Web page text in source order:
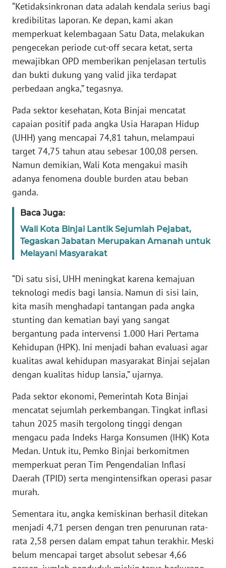
“Ketidaksinkronan data adalah kendala serius bagi
kredibilitas laporan. Ke depan, kami akan
memperkuat kelembagaan Satu Data, melakukan
pengecekan periode cut-off secara ketat, serta
mewajibkan OPD memberikan penjelasan tertulis
dan bukti dukung yang valid jika terdapat
perbedaan angka,” tegasnya.
Pada sektor kesehatan, Kota Binjai mencatat
capaian positif pada angka Usia Harapan Hidup
(UHH) yang mencapai 74,81 tahun, melampaui
target 74,75 tahun atau sebesar 100,08 persen.
Namun demikian, Wali Kota mengakui masih
adanya fenomena double burden atau beban
ganda.
Baca Juga:
Wali Kota Binjai Lantik Sejumlah Pejabat,
Tegaskan Jabatan Merupakan Amanah untuk
Melayani Masyarakat
“Di satu sisi, UHH meningkat karena kemajuan
teknologi medis bagi lansia. Namun di sisi lain,
kita masih menghadapi tantangan pada angka
stunting dan kematian bayi yang sangat
bergantung pada intervensi 1.000 Hari Pertama
Kehidupan (HPK). Ini menjadi bahan evaluasi agar
kualitas awal kehidupan masyarakat Binjai sejalan
dengan kualitas hidup lansia,” ujarnya.
Pada sektor ekonomi, Pemerintah Kota Binjai
mencatat sejumlah perkembangan. Tingkat inflasi
tahun 2025 masih tergolong tinggi dengan
mengacu pada Indeks Harga Konsumen (IHK) Kota
Medan. Untuk itu, Pemko Binjai berkomitmen
memperkuat peran Tim Pengendalian Inflasi
Daerah (TPID) serta mengintensifkan operasi pasar
murah.
Sementara itu, angka kemiskinan berhasil ditekan
menjadi 4,71 persen dengan tren penurunan rata-
rata 2,58 persen dalam empat tahun terakhir. Meski
belum mencapai target absolut sebesar 4,66
WN
WN
SULBAR
WN
WN
SUMBAR
WN
SUMSEL
BENGKULU
WN
LAMPUNG
WN
JATENG
WN
NUSANTARA
JOGJA
WN
JATIM
WN
BALI
WN
KALBAR
KALTENG
WN
KALTARA